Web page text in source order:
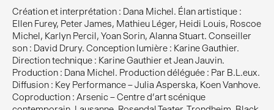
Création et interprétation : Dana Michel. Élan artistique :
Ellen Furey, Peter James, Mathieu Léger, Heidi Louis, Roscoe
Michel, Karlyn Percil, Yoan Sorin, Alanna Stuart. Conseiller
son : David Drury. Conception lumière : Karine Gauthier.
Direction technique : Karine Gauthier et Jean Jauvin.
Production : Dana Michel. Production déléguée : Par B.L.eux.
Diffusion : Key Performance – Julia Asperska, Koen Vanhove.
Coproduction : Arsenic – Centre d’art scénique